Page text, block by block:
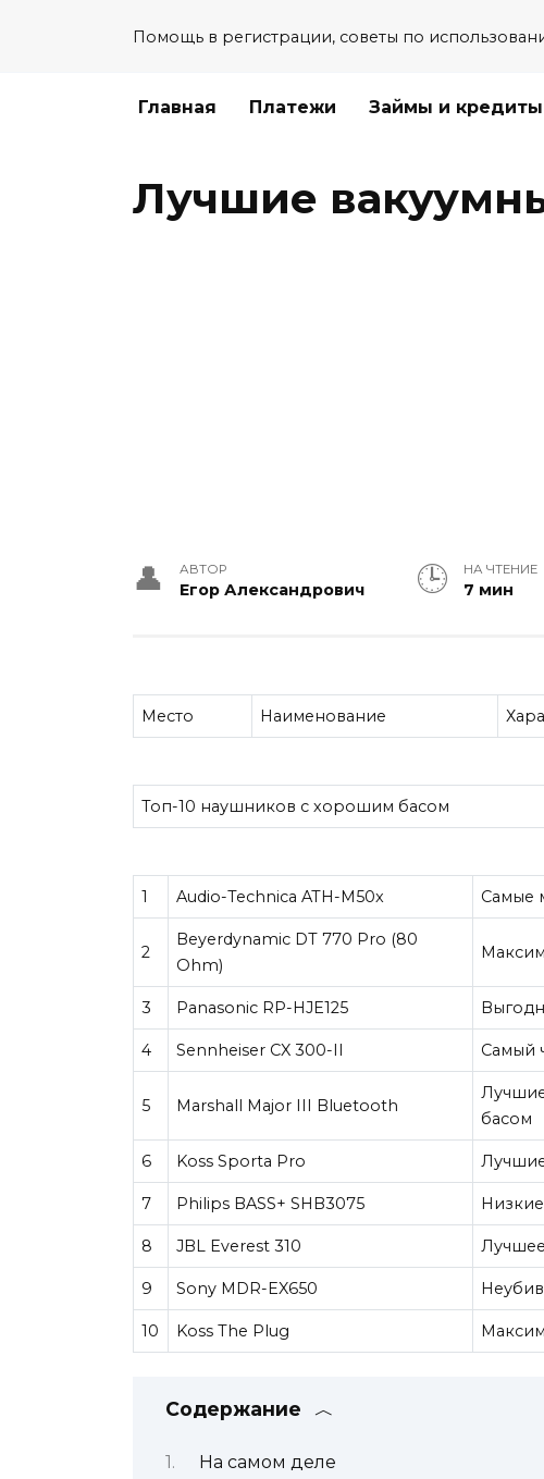
Помощь в регистрации, советы по
Главная Платежи Займы и кредиты
Лучшие
АВТОР
Егор Александрович
НА ЧТЕНИЕ
7 мин
Место Наименование
Топ-10 наушников с хорошим басом
1 Audio-Technica ATH-M50x Самые
2
Beyerdynamic DT 770 Pro (80
Ohm)
3 Panasonic RP-HJE125
4 Sennheiser CX 300-II Самый
5 Marshall Major III Bluetooth
басом
6 Koss Sporta Pro
7 Philips BASS+ SHB3075 Низкие
8 JBL Everest 310
9 Sony MDR-EX650
10 Koss The Plug
Содержание
На самом деле